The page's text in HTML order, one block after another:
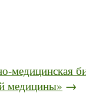
медицинская
медицины» →